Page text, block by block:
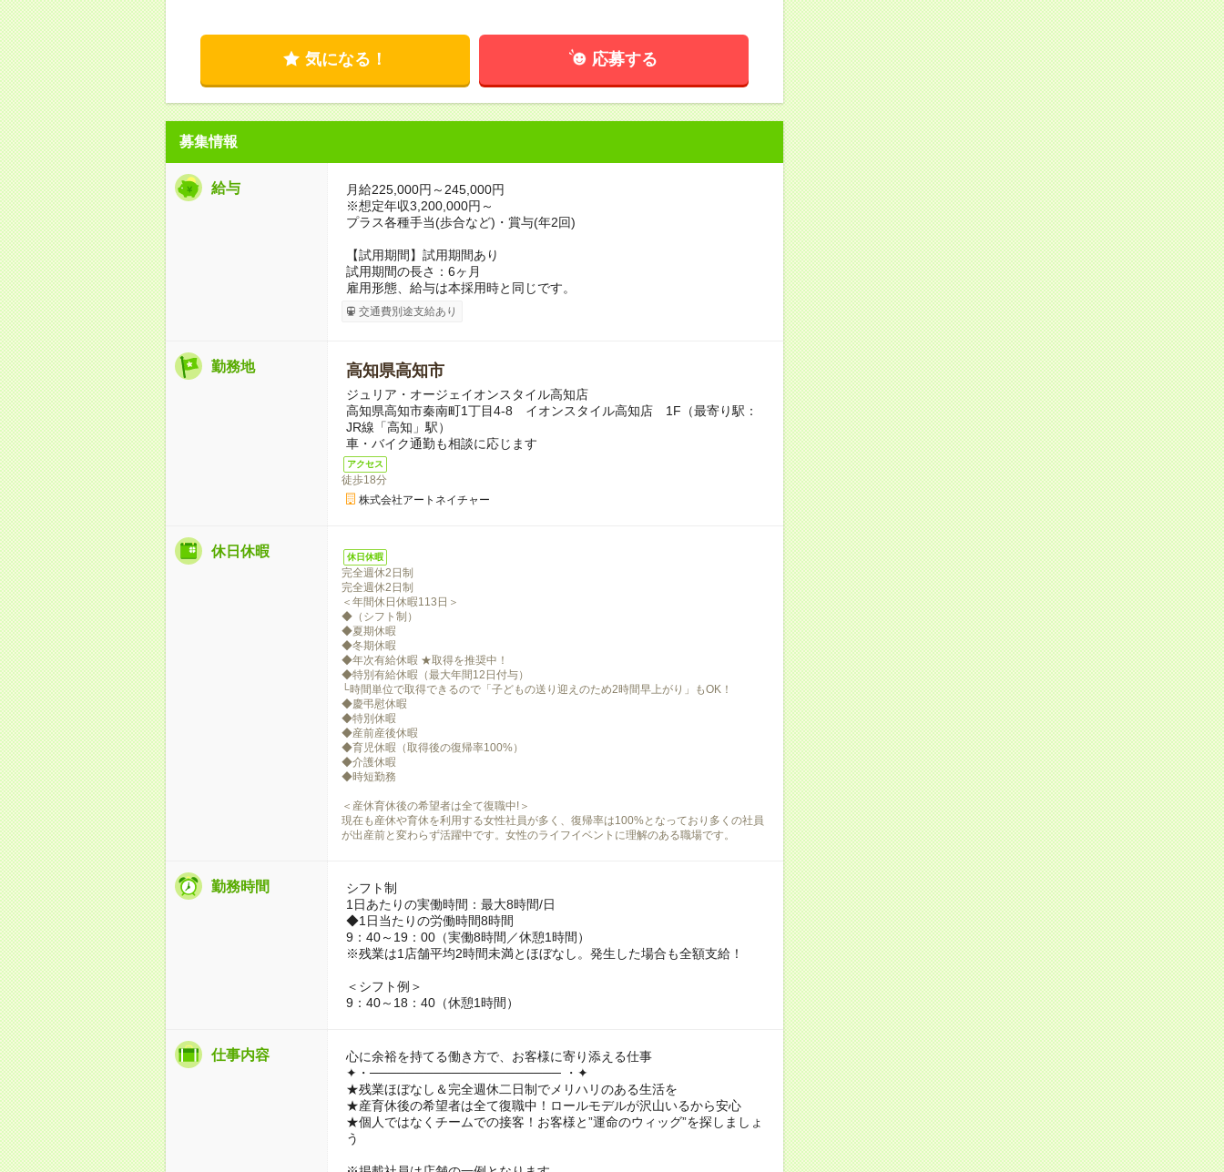
気になる！ 応募する
募集情報
給与
月給225,000円～245,000円
※想定年収3,200,000円～
プラス各種手当(歩合など)・賞与(年2回)
【試用期間】試用期間あり
試用期間の長さ：6ヶ月
雇用形態、給与は本採用時と同じです。
交通費別途支給あり
勤務地 高知県高知市
ジュリア・オージェイオンスタイル高知店
高知県高知市秦南町1丁目4-8 イオンスタイル高知店 1F（最寄り駅：
JR線「高知」駅）
車・バイク通勤も相談に応じます
アクセス
徒歩18分
株式会社アートネイチャー
休日休暇 休日休暇
完全週休2日制
完全週休2日制
＜年間休日休暇113日＞
◆（シフト制）
◆夏期休暇
◆冬期休暇
◆年次有給休暇 ★取得を推奨中！
◆特別有給休暇（最大年間12日付与）
└時間単位で取得できるので「子どもの送り迎えのため2時間早上がり」もOK！
◆慶弔慰休暇
◆特別休暇
◆産前産後休暇
◆育児休暇（取得後の復帰率100%）
◆介護休暇
◆時短勤務
＜産休育休後の希望者は全て復職中!＞
現在も産休や育休を利用する女性社員が多く、復帰率は100%となっており多くの社員
が出産前と変わらず活躍中です。女性のライフイベントに理解のある職場です。
勤務時間
シフト制
1日あたりの実働時間：最大8時間/日
◆1日当たりの労働時間8時間
9：40～19：00（実働8時間／休憩1時間）
※残業は1店舗平均2時間未満とほぼなし。発生した場合も全額支給！
＜シフト例＞
9：40～18：40（休憩1時間）
仕事内容
心に余裕を持てる働き方で、お客様に寄り添える仕事
✦・───────────────────── ・✦
★残業ほぼなし＆完全週休二日制でメリハリのある生活を
★産育休後の希望者は全て復職中！ロールモデルが沢山いるから安心
★個人ではなくチームでの接客！お客様と”運命のウィッグ”を探しましょ
う